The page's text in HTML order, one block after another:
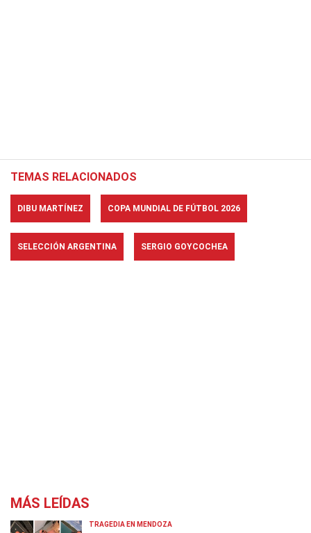
TEMAS RELACIONADOS
DIBU MARTÍNEZ COPA MUNDIAL DE FÚTBOL 2026
SELECCIÓN ARGENTINA SERGIO GOYCOCHEA
MÁS LEÍDAS
TRAGEDIA EN MENDOZA